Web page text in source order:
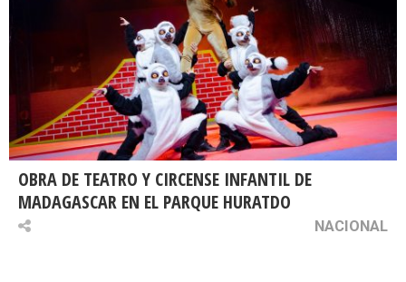
OBRA DE TEATRO Y CIRCENSE INFANTIL DE
MADAGASCAR EN EL PARQUE HURATDO
NACIONAL